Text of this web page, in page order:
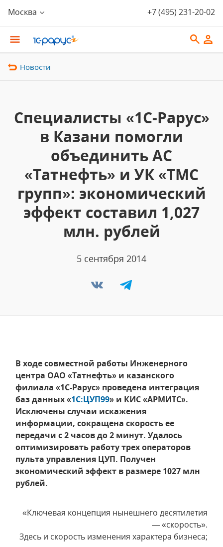
Москва +7 (495) 231-20-02
Новости
Специалисты «1С-Рарус»
в Казани помогли
объединить АС
«Татнефть» и УК «ТМС
групп»: экономический
эффект составил 1,027
млн. рублей
5 сентября 2014
В ходе совместной работы Инженерного
центра ОАО «Татнефть» и казанского
филиала «1С-Рарус» проведена интеграция
баз данных «1С:ЦУП99» и КИС «АРМИТС».
Исключены случаи искажения
информации, сокращена скорость ее
передачи с 2 часов до 2 минут. Удалось
оптимизировать работу трех операторов
пульта управления ЦУП. Получен
экономический эффект в размере 1027 млн
рублей.
«Ключевая концепция нынешнего десятилетия
— «скорость».
Здесь и скорость изменения характера бизнеса;